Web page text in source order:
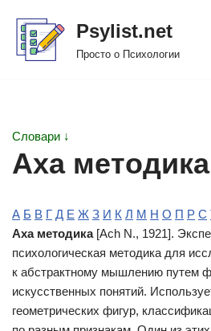
Перейти
Psylist.net
Просто о Психологии
Словари ↓
Аха методика
А Б В Г Д Е Ж З И К Л М Н О П Р С
Аха методика[Ach N., 1921].
психологическая методика для
к абстрактному мышлению путем
искусственных понятий.
геометрических фигур,